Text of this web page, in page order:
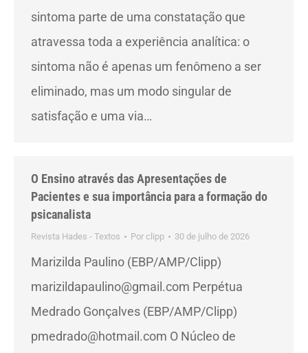
sintoma parte de uma constatação que
atravessa toda a experiência analítica: o
sintoma não é apenas um fenômeno a ser
eliminado, mas um modo singular de
satisfação e uma via…
O Ensino através das Apresentações de
Pacientes e sua importância para a formação do
psicanalista
Revista Hades - Textos Por clipp 30 de julho de 2026
Marizilda Paulino (EBP/AMP/Clipp)
marizildapaulino@gmail.com Perpétua
Medrado Gonçalves (EBP/AMP/Clipp)
pmedrado@hotmail.com O Núcleo de